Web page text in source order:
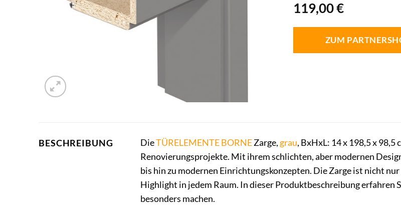
119,00€
ZUM
BESCHREIBUNG DieTÜRELEMENTE BORNEZarge,grau, BxHxL: 14 x 198,5 x
Renovierungsprojekte. Mit ihrem schlichten, aber modernen
bis hin zu modernen Einrichtungskonzepten. Die Zarge ist nicht
Highlight in jedem Raum. In dieser Produktbeschreibung erfahren
besonders machen.